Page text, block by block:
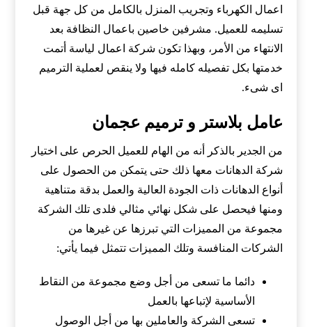
اعمال الكهرباء وتجريب المنزل بالكامل من كل جهة قبل
تسليمه للعميل. مشرفين خاصين باعمال النظافة بعد
الانتهاء من الأمر، وبهذا تكون شركة اعمال لياسة أتمت
خدمتها بكل تفصيله كامله فيها ولا ينقص لعملية الترميم
اى شىء.
عامل بلاستر و ترميم عجمان
من الجدير بالذكر أنه من الهام للعميل الحرص على اختيار
شركة الدهانات معها ذلك حتى يتمكن من الحصول على
أنواع الدهانات ذات الجودة العالية والعمل بدقة متناهية
ومنها فيحصل على شكل نهائي مثالي فلدى تلك الشركة
مجموعة من المميزات التي تبرزها عن غيرها من
الشركات المنافسة وتلك المميزات تتمثل فيما يأتي:
دائما ما تسعى من أجل وضع مجموعة من النقاط
الأساسية لإتباعها بالعمل
تسعى الشركة والعاملين بها من أجل الوصول